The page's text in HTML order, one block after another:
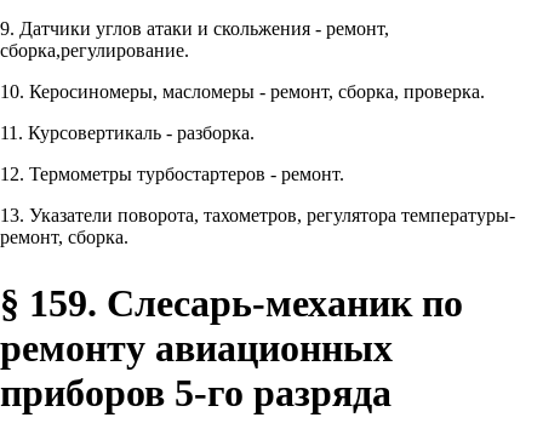
9. Датчики углов атаки и скольжения - ремонт,
сборка,регулирование.
10. Керосиномеры, масломеры - ремонт, сборка, проверка.
11. Курсовертикаль - разборка.
12. Термометры турбостартеров - ремонт.
13. Указатели поворота, тахометров, регулятора температуры-
ремонт, сборка.
§ 159. Слесарь-механик по
ремонту авиационных
приборов 5-го разряда